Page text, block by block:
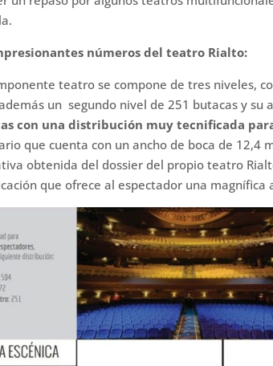
números del teatro Rialto:
teatro se compone de tres niveles,
un segundo nivel de 251 butacas y
con una distribución muy tecnificada
que cuenta con un ancho de boca de
obtenida del dossier del propio teatro
que ofrece al espectador una magnífica